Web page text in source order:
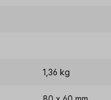
1,36 kg